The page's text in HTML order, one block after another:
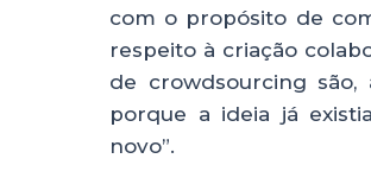
com o propósito de
respeito à criação
de crowdsourcing
porque a ideia já
novo”.